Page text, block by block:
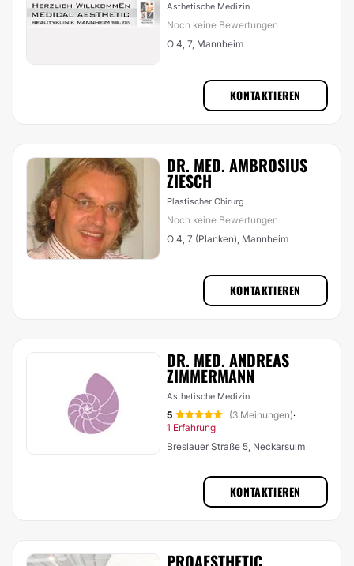
Ästhetische Medizin
Noch keine Bewertungen
O 4, 7, Mannheim
KONTAKTIEREN
DR. MED. AMBROSIUS
ZIESCH
Plastischer Chirurg
Noch keine Bewertungen
O 4, 7 (Planken), Mannheim
KONTAKTIEREN
DR. MED. ANDREAS
ZIMMERMANN
Ästhetische Medizin
5 (3 Meinungen)·
1 Erfahrung
Breslauer Straße 5, Neckarsulm
KONTAKTIEREN
PROAESTHETIC